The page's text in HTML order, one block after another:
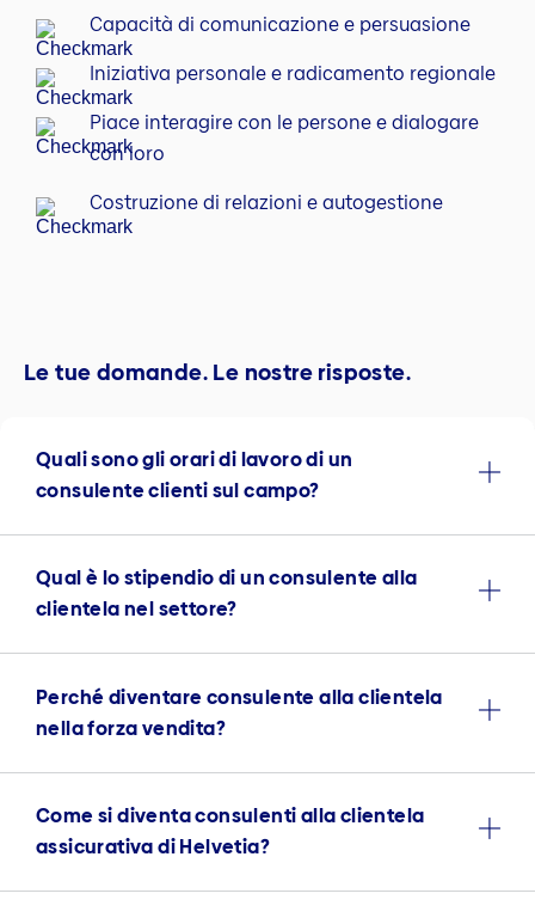
Capacità di comunicazione e persuasione
Iniziativa personale e radicamento regionale
Piace interagire con le persone e dialogare
con loro
Costruzione di relazioni e autogestione
Le tue domande. Le nostre risposte.
Quali sono gli orari di lavoro di un
consulente clienti sul campo?
Qual è lo stipendio di un consulente alla
clientela nel settore?
Perché diventare consulente alla clientela
nella forza vendita?
Come si diventa consulenti alla clientela
assicurativa di Helvetia?